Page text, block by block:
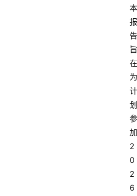
本
报
告
旨
在
为
计
划
参
加
2
0
2
6